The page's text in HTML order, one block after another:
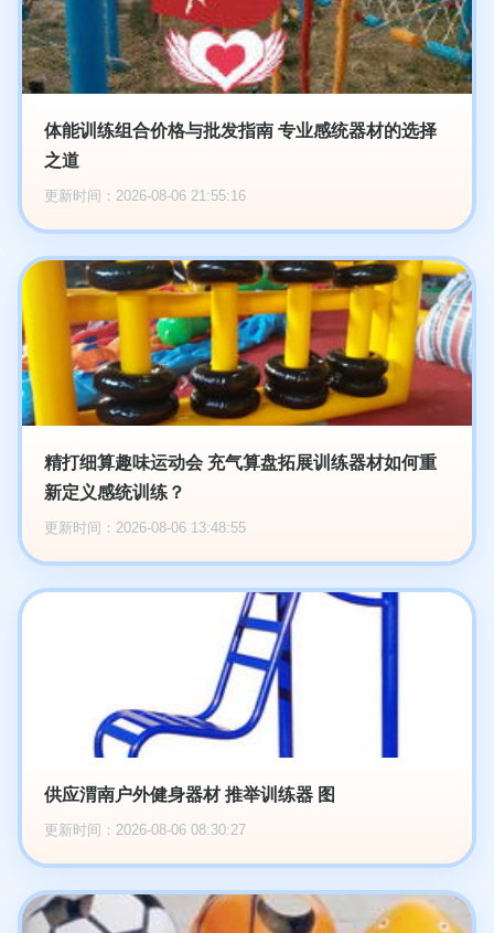
体能训练组合价格与批发指南 专业感统器材的选择
之道
更新时间：2026-08-06 21:55:16
精打细算趣味运动会 充气算盘拓展训练器材如何重
新定义感统训练？
更新时间：2026-08-06 13:48:55
供应渭南户外健身器材 推举训练器 图
更新时间：2026-08-06 08:30:27